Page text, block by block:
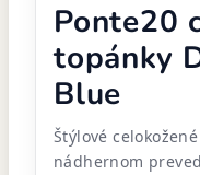
Ponte20
topánky
Blue
Štýlové
nádhernom